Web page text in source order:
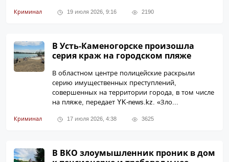
Криминал 19 июля 2026, 9:16 2190
В Усть-Каменогорске произошла
серия краж на городском пляже
В областном центре полицейские раскрыли
серию имущественных преступлений,
совершенных на территории города, в том числе
на пляже, передает YK-news.kz. «Зло...
Криминал 17 июля 2026, 4:38 3625
В ВКО злоумышленник проник в дом